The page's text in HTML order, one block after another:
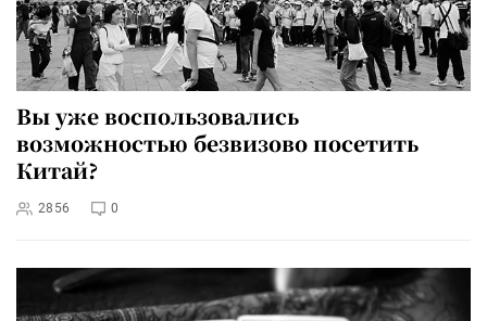
Вы уже воспользовались
возможностью безвизово посетить
Китай?
2856 0